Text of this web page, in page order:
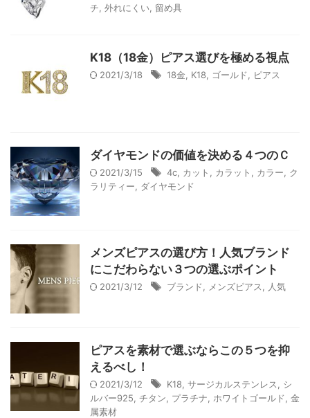
チ 外れにくい 留め具
K18（18金）ピアス選びを極める視点
2021/3/18 18金 K18 ゴールド ピアス
ダイヤモンドの価値を決める４つのＣ
2021/3/15 4c カット カラット カラー
ク
ラリティー
ダイヤモンド
メンズピアスの選び方！人気ブランド
にこだわらない３つの選ぶポイント
2021/3/12 ブランド メンズピアス 人気
ピアスを素材で選ぶならこの５つを抑
えるべし！
2021/3/12 K18 サージカルステンレス
シ
ルバー925 チタン プラチナ ホワイトゴールド
金
属素材